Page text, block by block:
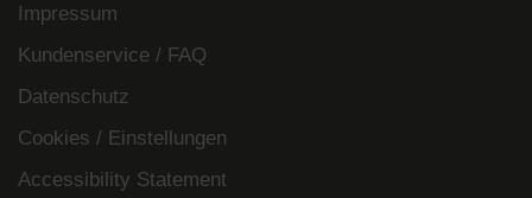
Impressum
Kundenservice / FAQ
Datenschutz
Cookies / Einstellungen
Accessibility Statement